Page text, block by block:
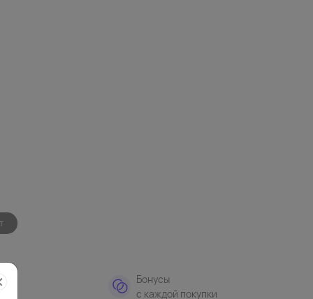
Бонусы
с каждой покупки